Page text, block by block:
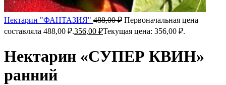
Нектарин "ФАНТАЗИЯ" 488,00₽ Первоначальная цена
составляла 488,00 ₽.356,00 ₽Текущая цена: 356,00 ₽.
Нектарин «СУПЕР КВИН»
ранний